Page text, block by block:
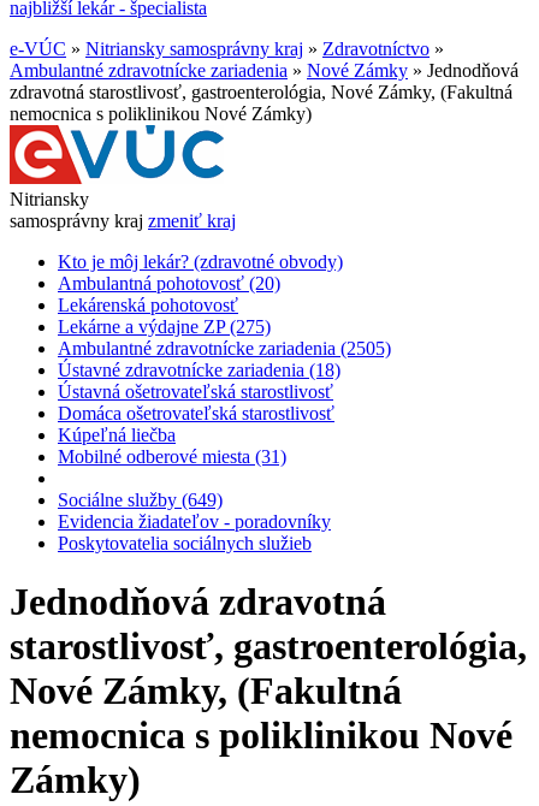
najbližší lekár - špecialista
e-VÚC » Nitriansky samosprávny kraj » Zdravotníctvo »
Ambulantné zdravotnícke zariadenia » Nové Zámky » Jednodňová
zdravotná starostlivosť, gastroenterológia, Nové Zámky, (Fakultná
nemocnica s poliklinikou Nové Zámky)
Nitriansky
samosprávny kraj zmeniť kraj
Kto je môj lekár? (zdravotné obvody)
Ambulantná pohotovosť (20)
Lekárenská pohotovosť
Lekárne a výdajne ZP (275)
Ambulantné zdravotnícke zariadenia (2505)
Ústavné zdravotnícke zariadenia (18)
Ústavná ošetrovateľská starostlivosť
Domáca ošetrovateľská starostlivosť
Kúpeľná liečba
Mobilné odberové miesta (31)
Sociálne služby (649)
Evidencia žiadateľov - poradovníky
Poskytovatelia sociálnych služieb
Jednodňová zdravotná
starostlivosť, gastroenterológia,
Nové Zámky, (Fakultná
nemocnica s poliklinikou Nové
Zámky)